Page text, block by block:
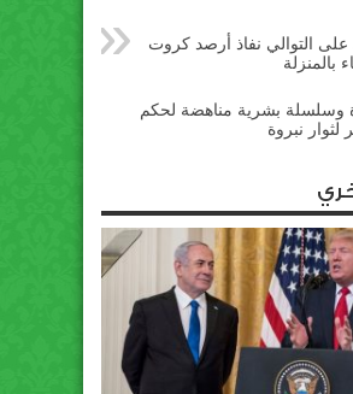
على التوالي نفاذ أرصد كروت
بالمنزلة
وسلسلة بشرية مناهضة لحكم
لثوار نبروة